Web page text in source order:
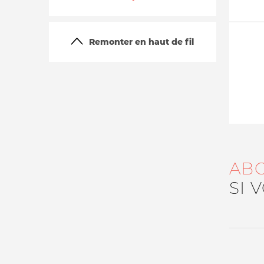
Remonter en haut de fil
SI